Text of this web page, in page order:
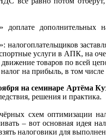
доплате
услуги в АПК, на
товаров по всей
на прибыль, в том числе
на семинаре
решения и практика.
схем оптимизации
– вот основная идея
налоговики для